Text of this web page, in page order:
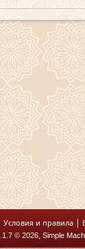
Условия и правила |
© 2026, Simple